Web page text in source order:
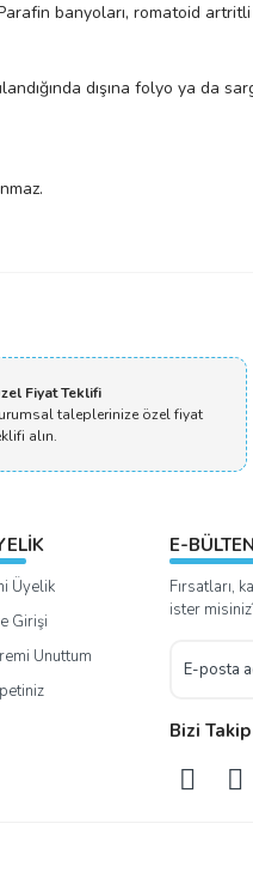
banyoları, romatoid
dışına folyo ya da
Fiyat Teklifi
taleplerinize özel fiyat
alın.
Üyelik
Girişi
Unuttum
E-
Fırsatları,
ister
Bizi